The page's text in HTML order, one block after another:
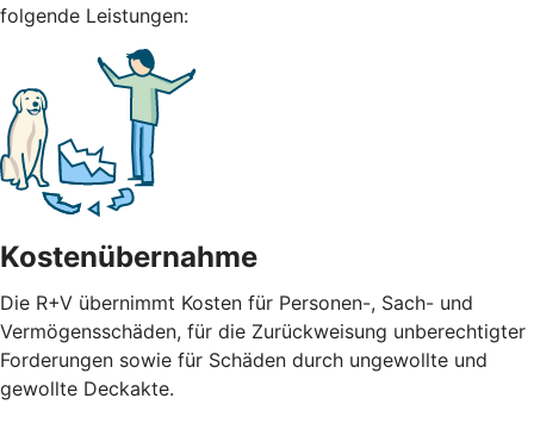
folgende Leistungen:
Kostenübernahme
Die R+V übernimmt Kosten für Personen-, Sach- und
Vermögensschäden, für die Zurückweisung unberechtigter
Forderungen sowie für Schäden durch ungewollte und
gewollte Deckakte.